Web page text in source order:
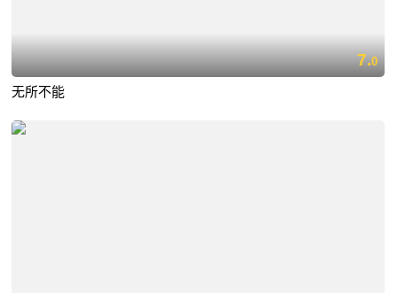
7.0
无所不能